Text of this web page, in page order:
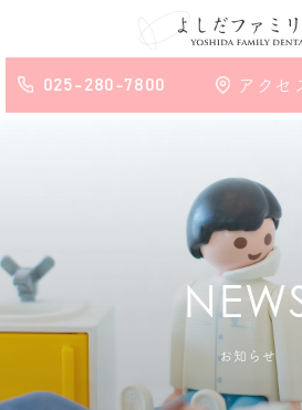
025-280-7800 アクセ
お知らせ